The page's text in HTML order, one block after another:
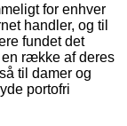
for enhver
handler, og til
fundet det
række af deres
til damer og
portofri